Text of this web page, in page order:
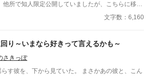
他所で知人限定公開していましたが、こちらに移し
完結済みです。
文字数：6,160
り～いまなら好きって言えるかも～
さきっぽ
す彼を、下から見ていた。 まさかあの彼と、こん